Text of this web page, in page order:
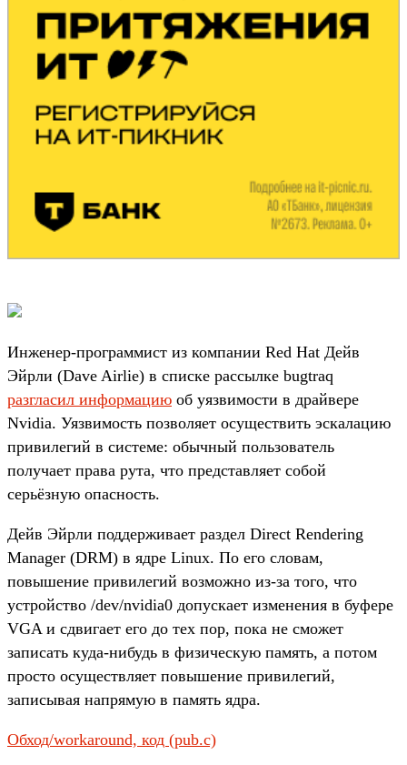
Инженер-программист из компании Red Hat Дейв
Эйрли (Dave Airlie) в списке рассылке bugtraq
разгласил информацию об уязвимости в драйвере
Nvidia. Уязвимость позволяет осуществить эскалацию
привилегий в системе: обычный пользователь
получает права рута, что представляет собой
серьёзную опасность.
Дейв Эйрли поддерживает раздел Direct Rendering
Manager (DRM) в ядре Linux. По его словам,
повышение привилегий возможно из-за того, что
устройство /dev/nvidia0 допускает изменения в буфере
VGA и сдвигает его до тех пор, пока не сможет
записать куда-нибудь в физическую память, а потом
просто осуществляет повышение привилегий,
записывая напрямую в память ядра.
Обход/workaround, код (pub.c)